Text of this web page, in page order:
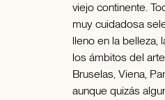
viejo continente.
muy cuidadosa
lleno en la belleza,
los ámbitos del
Bruselas, Viena,
aunque quizás